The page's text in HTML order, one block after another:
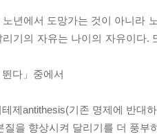
년에서 도망가는 것이 아니라
리기의 자유는 나이의 자유이다
다」중에서
제antithesis(기존 명제에 반대
질을 향상시켜 달리기를 더 풍